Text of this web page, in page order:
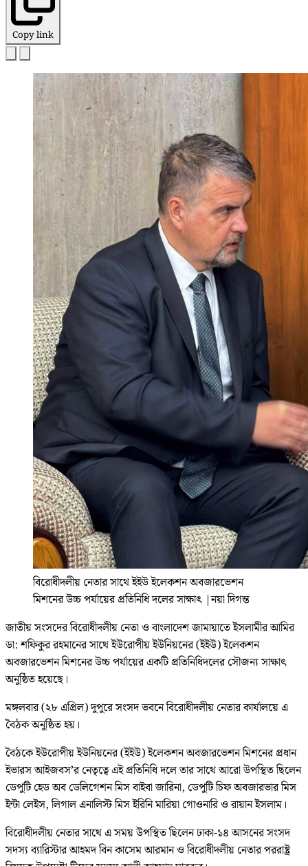
Copy link
বিরোধীদলীয় নেতার সাথে ইইউ ইলেকশন অবজারভেশন
মিশনের উচ্চ পর্যায়ের প্রতিনিধি দলের সাক্ষাৎ |নয়া দিগন্ত
জাতীয় সংসদের বিরোধীদলীয় নেতা ও বাংলাদেশ জামায়াতে ইসলামীর আমির
ডা: শফিকুর রহমানের সাথে ইউরোপীয় ইউনিয়নের (ইইউ) ইলেকশন
অবজারভেশন মিশনের উচ্চ পর্যায়ের একটি প্রতিনিধিদলের সৌজন্য সাক্ষাৎ
অনুষ্ঠিত হয়েছে।
মঙ্গলবার (২৮ এপ্রিল) দুপুরে সংসদ ভবনে বিরোধীদলীয় নেতার কার্যালয়ে এ
বৈঠক অনুষ্ঠিত হয়।
বৈঠকে ইউরোপীয় ইউনিয়নের (ইইউ) ইলেকশন অবজারভেশন মিশনের প্রধান
ইভারস আইজবস’র নেতৃত্বে এই প্রতিনিধি দলে তার সাথে আরো উপস্থিত ছিলেন
ডেপুটি হেড অব ডেলিগেশন মিস বাইবা জারিনা, ডেপুটি চিফ অবজারভার মিস
ইন্টা লেইস, লিগাল এনালিস্ট মিস ইরিনি মারিয়া গোওনারি ও রায়ান ইসলাম।
বিরোধীদলীয় নেতার সাথে এ সময় উপস্থিত ছিলেন ঢাকা-১৪ আসনের সংসদ
সদস্য ব্যারিস্টার আহমদ বিন কাসেম আরমান ও বিরোধীদলীয় নেতার পররাষ্ট্র